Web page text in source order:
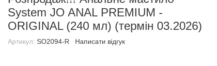
System JO ANAL PREMIUM -
ORIGINAL (240 мл) (термін 03.2026)
Артикул: SO2094-R Написати відгук